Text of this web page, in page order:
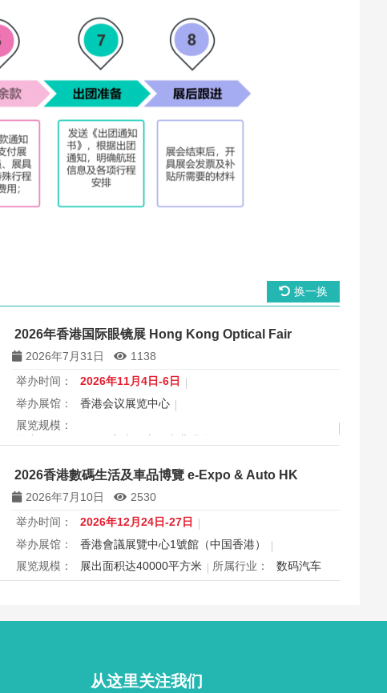
换一换
2026年香港国际眼镜展 Hong Kong Optical Fair
2026年7月31日
1138
举办时间：
2026年11月4日-6日
举办展馆：
香港会议展览中心
展览规模：
办，为期三天，是亚洲最具影响力的眼镜专业展之一，并获UFI
国际认证。展会特设品牌廊、智能眼镜专区与多国展馆，汇聚全
球视光产品供应商，并配套眼镜汇演与行业论坛，为展商与买家
创造高效的跨境商贸与合作机…
2026香港數碼生活及車品博覽 e-Expo & Auto HK
2026年7月10日
2530
举办时间：
2026年12月24日-27日
举办展馆：
香港會議展覽中心1號館（中国香港）
展览规模：
展出面积达40000平方米 所属行业：
数码汽车
用品千余家展商，打造圣诞黄金档科技车品一站式采购盛会，欢
从这里关注我们